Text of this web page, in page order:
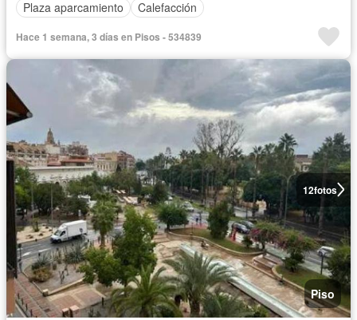
Plaza aparcamiento
Calefacción
Hace 1 semana, 3 días en Pisos - 534839
12fotos
Piso